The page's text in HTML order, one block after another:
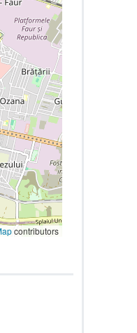
contributors